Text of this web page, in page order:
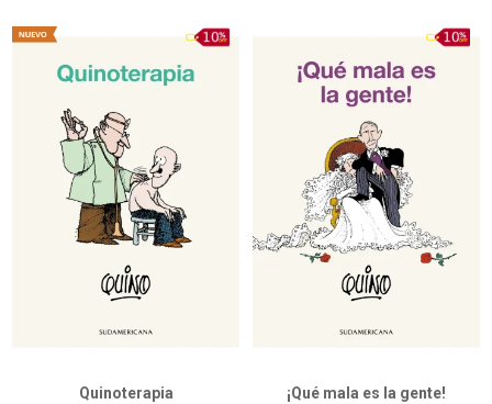
Quinoterapia ¡Qué mala es la gente!